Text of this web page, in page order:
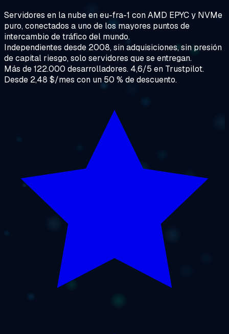
Servidores en la nube en eu-fra-1 con AMD EPYC y NVMe
puro, conectados a uno de los mayores puntos de
intercambio de tráfico del mundo.
Independientes desde 2008, sin adquisiciones, sin presión
de capital riesgo, solo servidores que se entregan.
Más de 122.000 desarrolladores. 4,6/5 en Trustpilot.
Desde 2,48 $/mes con un 50 % de descuento.